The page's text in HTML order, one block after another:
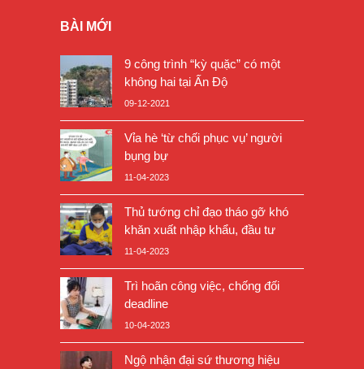
BÀI MỚI
9 công trình “kỳ quặc” có một
không hai tại Ấn Độ
09-12-2021
Vỉa hè ‘từ chối phục vụ’ người
bụng bự
11-04-2023
Thủ tướng chỉ đạo tháo gỡ khó
khăn xuất nhập khẩu, đầu tư
11-04-2023
Trì hoãn công việc, chống đối
deadline
10-04-2023
Ngộ nhận đại sứ thương hiệu